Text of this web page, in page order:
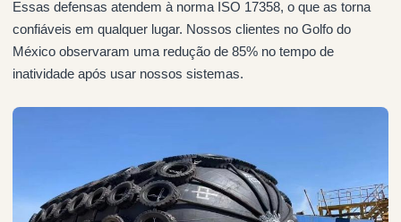
Essas defensas atendem à norma ISO 17358, o que as torna
confiáveis em qualquer lugar. Nossos clientes no Golfo do
México observaram uma redução de 85% no tempo de
inatividade após usar nossos sistemas.